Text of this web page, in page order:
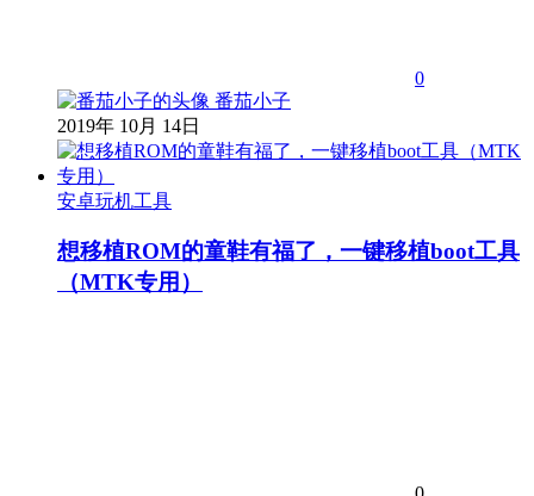
0
番茄小子
2019年 10月 14日
安卓玩机工具
想移植ROM的童鞋有福了，一键移植boot工具
（MTK专用）